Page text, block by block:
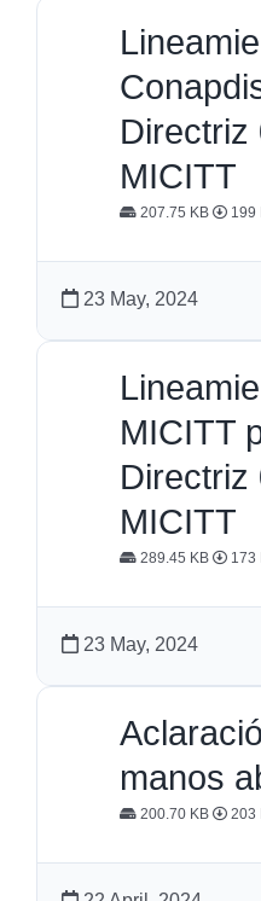
Directriz
MICITT
207.75 KB 199
23 May, 2024
MICITT
Directriz
MICITT
289.45 KB 173
23 May, 2024
manos
200.70 KB 203